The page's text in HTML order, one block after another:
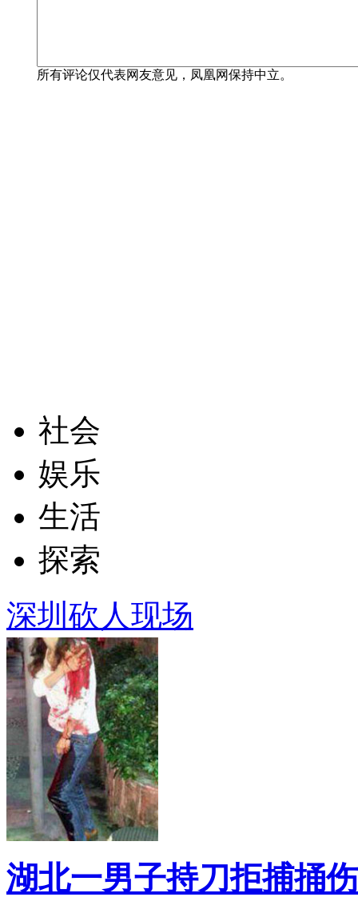
所有评论仅代表网友意见，凤凰网保持中立。
社会
娱乐
生活
探索
深圳砍人现场
湖北一男子持刀拒捕捅